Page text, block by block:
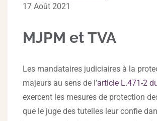
17 Août 2021
MJPM et TVA
Les mandataires judiciaires à la
majeurs au sens de l’article L.471-2
exercent les mesures de protection
que le juge des tutelles leur confie